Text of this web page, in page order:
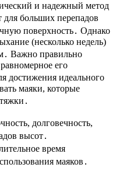
и надежный метод
больших перепадов
поверхность․ Однако
(несколько недель)
Важно правильно
его
достижения идеального
маяки, которые
долговечность,
высот․
время
маяков․